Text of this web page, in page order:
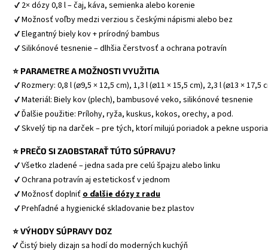
✔ 2× dózy 0,8 l – čaj, káva, semienka alebo korenie
✔ Možnosť voľby medzi verziou s českými nápismi alebo bez
✔ Elegantný biely kov + prírodný bambus
✔ Silikónové tesnenie – dlhšia čerstvosť a ochrana potravín
⭐ PARAMETRE A MOŽNOSTI VYUŽITIA
✔ Rozmery: 0,8 l (⌀9,5 × 12,5 cm), 1,3 l (⌀11 × 15,5 cm), 2,3 l (⌀13 × 17,5
✔ Materiál: Biely kov (plech), bambusové veko, silikónové tesnenie
✔ Ďalšie použitie: Prílohy, ryža, kuskus, kokos, orechy, a pod.
✔ Skvelý tip na darček – pre tých, ktorí milujú poriadok a pekne
⭐ PREČO SI ZAOBSTARAŤ TÚTO SÚPRAVU?
✔ Všetko zladené – jedna sada pre celú špajzu alebo linku
✔ Ochrana potravín aj estetickosť v jednom
✔ Možnosť doplniť o ďalšie dózy z radu
✔ Prehľadné a hygienické skladovanie bez plastov
⭐ VÝHODY SÚPRAVY DOZ
✔ Čistý biely dizajn sa hodí do moderných kuchýň